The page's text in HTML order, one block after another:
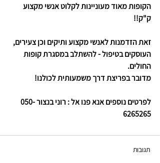
הקופות מאוד מעוניינות לקלוט אנשי מקצוע
ק"ק!!
זאת הזדמנות לאנשי מקצוע ותיקים וכן צעירים,
העוסקים בטיפול - להשתלב במסגרת קופות
החולים.
מדובר בפריצת דרך משמעותית לכולנו!
לפרטים נוספים אנא פנו אל : רוני בנצור 050-
6265265
תגובות